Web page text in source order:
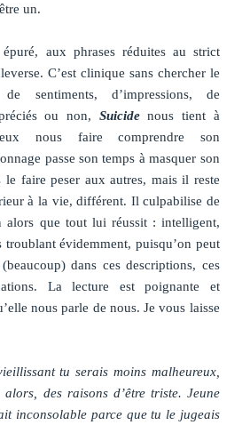
un.
aux phrases réduites au strict
C’est clinique sans chercher le
sentiments, d’impressions, de
ou non, Suicidenous tient à
nous faire comprendre son
passe son temps à masquer son
le faire peser aux autres, mais il reste
à la vie, différent. Il culpabilise de
alors que tout lui réussit : intelligent,
troublant évidemment, puisqu’on peut
dans ces descriptions, ces
La lecture est poignante et
nous parle de nous. Je vous laisse
tu serais moins malheureux,
des raisons d’être triste. Jeune
inconsolable parce que tu le jugeais